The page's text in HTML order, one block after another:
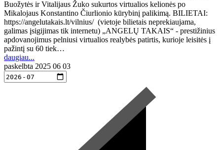
Buožytės ir Vitalijaus Žuko sukurtos virtualios kelionės po
Mikalojaus Konstantino Čiurlionio kūrybinį palikimą. BILIETAI:
https://angelutakais.lt/vilnius/ (vietoje bilietais neprekiaujama,
galimas įsigijimas tik internetu) „ANGELŲ TAKAIS“ - prestižinius
apdovanojimus pelniusi virtualios realybės patirtis, kurioje leisitės į
pažintį su 60 tiek…
daugiau...
paskelbta 2025 06 03